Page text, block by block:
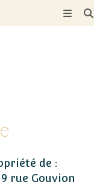
de :
rue Gouvion